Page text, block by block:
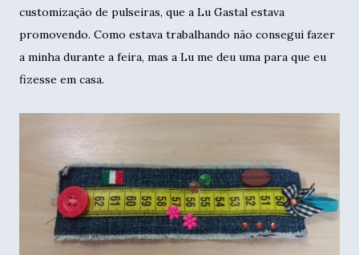
customização de pulseiras, que a Lu Gastal estava
promovendo. Como estava trabalhando não consegui fazer
a minha durante a feira, mas a Lu me deu uma para que eu
fizesse em casa.